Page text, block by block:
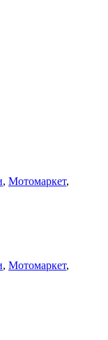
, Мотомаркет,
, Мотомаркет,